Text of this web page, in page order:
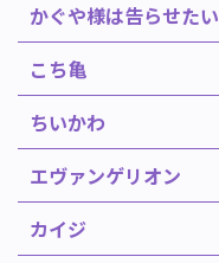
かぐや様は告らせたい
こち亀
ちいかわ
エヴァンゲリオン
カイジ